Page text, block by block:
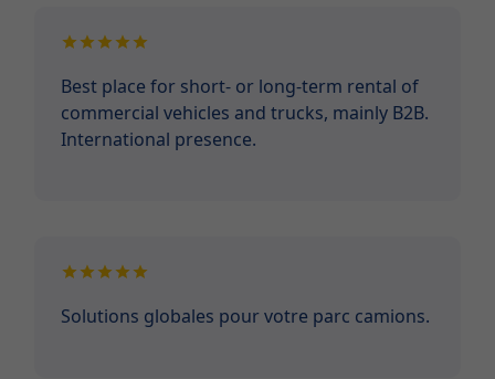
Best place for short- or long-term rental of
commercial vehicles and trucks, mainly B2B.
International presence.
Solutions globales pour votre parc camions.